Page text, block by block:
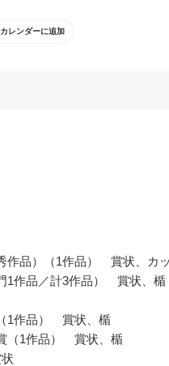
レンダーに追加
作品）（1作品） 賞状、カ
1作品／計3作品） 賞状、楯
1作品） 賞状、楯
（1作品） 賞状、楯